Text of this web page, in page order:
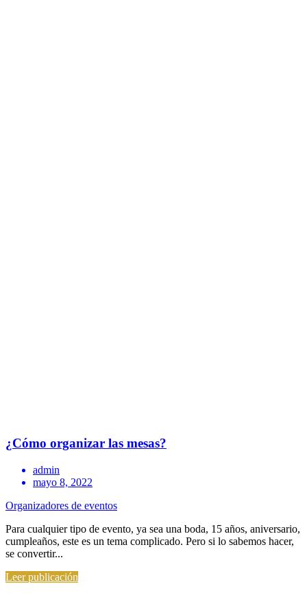
¿Cómo organizar las mesas?
admin
mayo 8, 2022
Organizadores de eventos
Para cualquier tipo de evento, ya sea una boda, 15 años, aniversario,
cumpleaños, este es un tema complicado. Pero si lo sabemos hacer,
se convertir...
Leer publicación